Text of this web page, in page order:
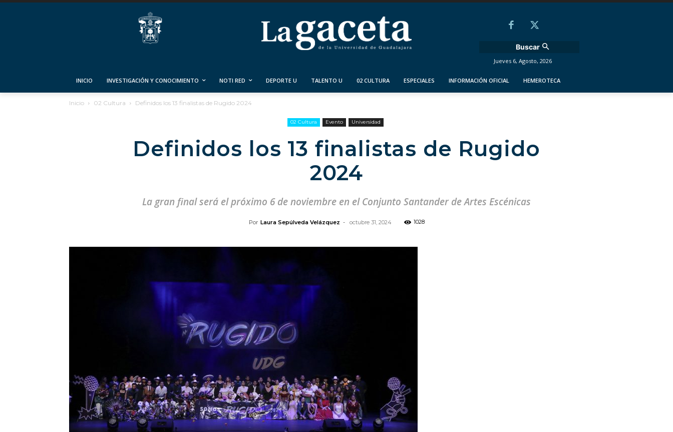
Buscar
Jueves 6, Agosto, 2026
INICIO INVESTIGACIÓN Y CONOCIMIENTO NOTI RED DEPORTE U TALENTO U 02 CULTURA ESPECIALES INFORMACIÓN OFICIAL HEMEROTECA
Inicio 02 Cultura Definidos los 13 finalistas de Rugido 2024
02 Cultura Evento Universidad
Definidos los 13 finalistas de Rugido
2024
La gran final será el próximo 6 de noviembre en el Conjunto Santander de Artes Escénicas
Por Laura Sepúlveda Velázquez - octubre 31, 2024 1028